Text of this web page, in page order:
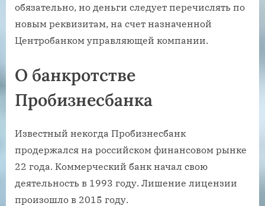
обязательно, но деньги следует перечислять по
новым реквизитам, на счет назначенной
Центробанком управляющей компании.
О банкротстве
Пробизнесбанка
Известный некогда Пробизнесбанк
продержался на российском финансовом рынке
22 года. Коммерческий банк начал свою
деятельность в 1993 году. Лишение лицензии
произошло в 2015 году.